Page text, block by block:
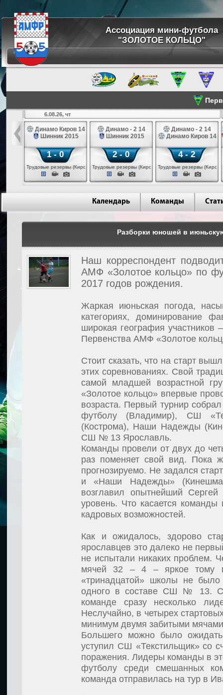
Ассоциация мини-футбола
"ЗОЛОТОЕ КОЛЬЦО"
14
6.08.26, чт
Динамо Киров 14
Шинник 2015
1 - 0
Трудовые резервы (Киров)
Динамо - 2 14
Шинник 2015
2 - 0
Трудовые резервы (Киров)
Динамо - 2 14
Динамо Киров 14
4 - 2
Трудовые резервы (Киров)
Календарь Команды
Разборки юношей в
Наш корреспондент п
АМФ «Золотое кольцо» по
2017 годов рождения.
Жаркая июньская погода,
категориях, доминирование
широкая география участников
Первенства АМФ «Золотое
Стоит сказать, что на старт
этих соревнованиях. Свой
самой младшей возрастной
«Золотое кольцо» впервые
возраста. Первый турнир
футболу (Владимир), СШ
(Кострома), Наши Надежды
СШ № 13 Ярославль.
Команды провели от двух до
раз поменяет свой вид. Пока
прогнозируемо. Не задался
и «Наши Надежды»
возглавил опытнейший
уровень. Что касается
кадровых возможностей.
Как и ожидалось, здорово
ярославцев это далеко не
не испытали никаких проблем.
мячей 32 – 4 – яркое тому
«тринадцатой» школы не было
одного в составе СШ № 13.
команде сразу несколько
Неслучайно, в четырех
минимум двумя забитыми
Большего можно было
уступил СШ «Текстильщик» со
поражения. Лидеры команды в
футболу среди смешанных
команда отправилась на тур в